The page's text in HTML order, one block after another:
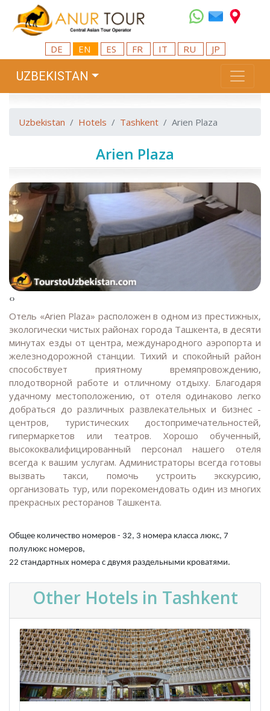
DE EN ES FR IT RU JP
UZBEKISTAN
Uzbekistan Hotels Tashkent Arien Plaza
Arien Plaza
‹›
Отель «Arien Plaza» расположен в одном из престижных,
экологически чистых районах города Ташкента, в десяти
минутах езды от центра, международного аэропорта и
железнодорожной станции. Тихий и спокойный район
способствует приятному времяпровождению,
плодотворной работе и отличному отдыху. Благодаря
удачному местоположению, от отеля одинаково легко
добраться до различных развлекательных и бизнес -
центров, туристических достопримечательностей,
гипермаркетов или театров. Хорошо обученный,
высококвалифицированный персонал нашего отеля
всегда к вашим услугам. Администраторы всегда готовы
вызвать такси, помочь устроить экскурсию,
организовать тур, или порекомендовать один из многих
прекрасных ресторанов Ташкента.
Общее количество номеров - 32, 3 номера класса люкс, 7
полулюкс номеров,
22 стандартных номера с двумя раздельными кроватями.
Other Hotels in Tashkent